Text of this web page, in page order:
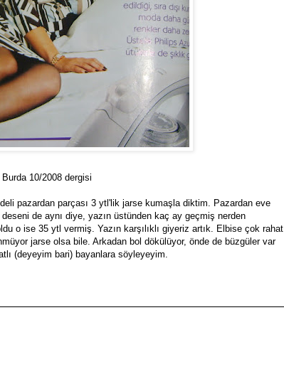
Burda 10/2008 dergisi
pazardan parçası 3 ytl'lik jarse kumaşla diktim. Pazardan eve
de aynı diye, yazın üstünden kaç ay geçmiş nerden
o ise 35 ytl vermiş. Yazın karşılıklı giyeriz artık. Elbise çok rahat
jarse olsa bile. Arkadan bol dökülüyor, önde de büzgüler var
(deyeyim bari) bayanlara söyleyeyim.